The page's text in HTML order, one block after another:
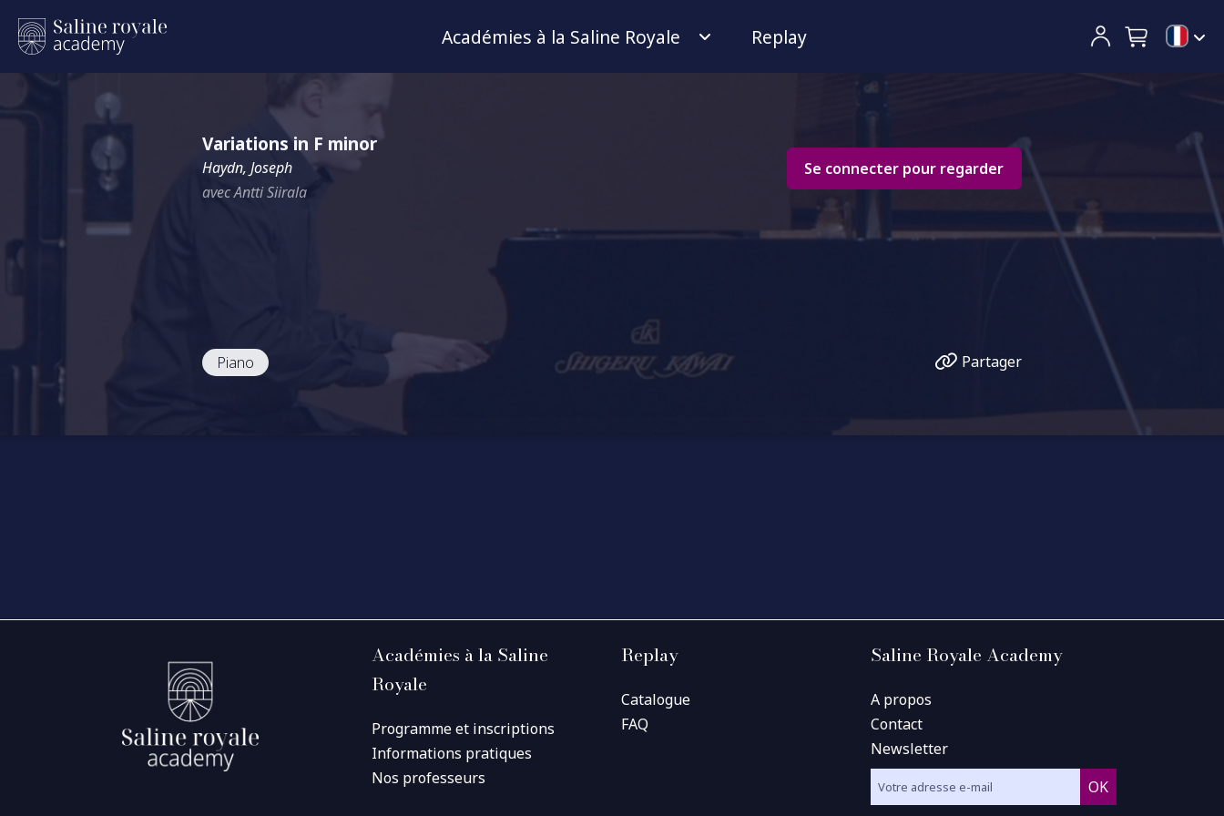
Académies à la Saline Royale Replay
Variations in F minor
Haydn, Joseph
avec Antti Siirala
Se connecter pour regarder
Piano Partager
Académies à la Saline
Royale
Programme et inscriptions
Informations pratiques
Nos professeurs
Replay
Catalogue
FAQ
Saline Royale Academy
A propos
Contact
Newsletter